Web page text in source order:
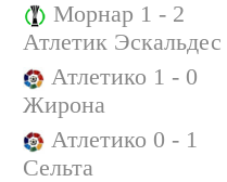
Морнар 1 - 2
Атлетик Эскальдес
Атлетико 1 - 0
Жирона
Атлетико 0 - 1
Сельта